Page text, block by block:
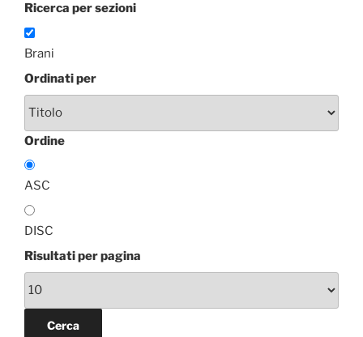
Ricerca per sezioni
Brani
Ordinati per
Ordine
ASC
DISC
Risultati per pagina